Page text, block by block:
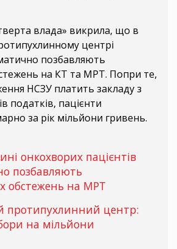
влада» викрила, що в
центрі
позбавляють
на КТ та МРТ. Попри те,
НСЗУ платить закладу з
податків, пацієнти
за рік мільйони гривень.
онкохворих пацієнтів
позбавляють
обстежень на МРТ
протипухлинний центр:
на мільйони